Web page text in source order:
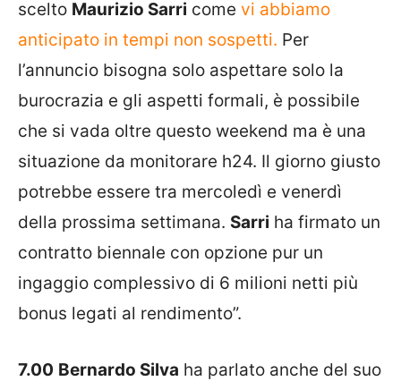
scelto Maurizio Sarri come vi abbiamo
anticipato in tempi non sospetti. Per
l’annuncio bisogna solo aspettare solo la
burocrazia e gli aspetti formali, è possibile
che si vada oltre questo weekend ma è una
situazione da monitorare h24. Il giorno giusto
potrebbe essere tra mercoledì e venerdì
della prossima settimana. Sarri ha firmato un
contratto biennale con opzione pur un
ingaggio complessivo di 6 milioni netti più
bonus legati al rendimento”.
7.00 Bernardo Silva ha parlato anche del suo